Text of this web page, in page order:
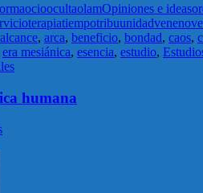
ocioocultaolamOpiniones e ideas
terapiatiempotribuunidadveneno
alcance, arca, beneficio, bondad, caos,
era mesiánica, esencia, estudio,
humana